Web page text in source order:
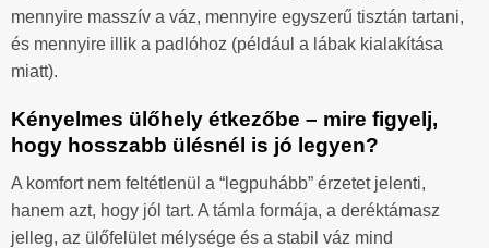
mennyire masszív a váz, mennyire egyszerű tisztán tartani,
és mennyire illik a padlóhoz (például a lábak kialakítása
miatt).
Kényelmes ülőhely étkezőbe – mire figyelj,
hogy hosszabb ülésnél is jó legyen?
A komfort nem feltétlenül a “legpuhább” érzetet jelenti,
hanem azt, hogy jól tart. A támla formája, a deréktámasz
jelleg, az ülőfelület mélysége és a stabil váz mind